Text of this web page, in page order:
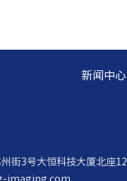
新闻中心
街3号大恒科技大厦北座